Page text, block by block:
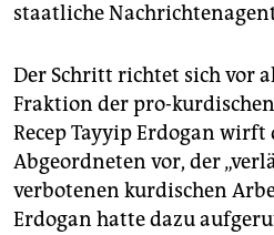
staatliche
Der Schritt richtet sich vor
Fraktion der pro-
Recep Tayyip Erdogan wirft
Abgeordneten vor, der
verbotenen kurdischen
Erdogan hatte dazu